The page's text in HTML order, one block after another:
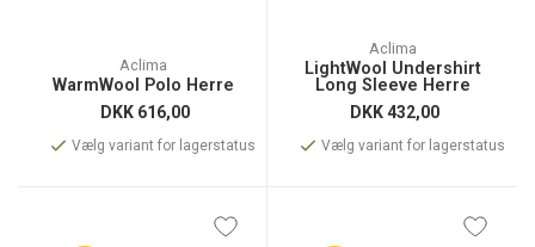
Aclima
WarmWool Polo Herre
DKK 616,00
Vælg variant for lagerstatus
Aclima
LightWool Undershirt
Long Sleeve Herre
DKK432,00
Vælg variant for lagerstatus